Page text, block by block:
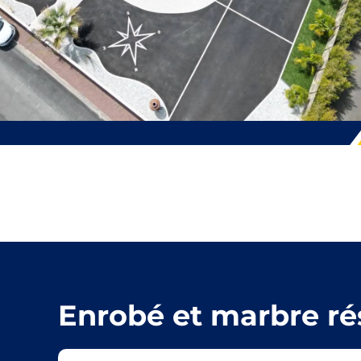
Enrobé et marbre